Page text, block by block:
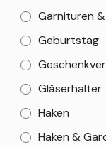
Garnituren
Geburtstag
Gläserhalter
Haken
Haken &